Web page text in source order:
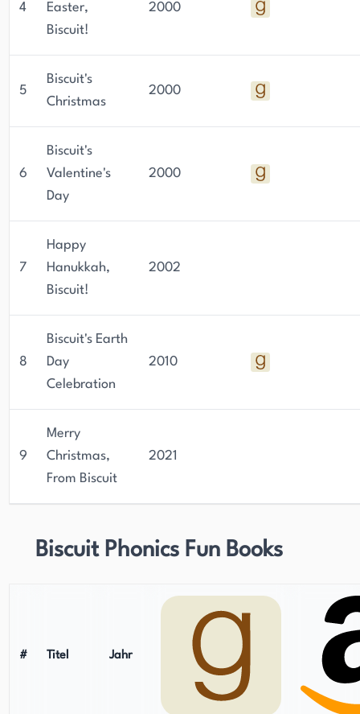
4
Easter,
Biscuit!
2000
5
Biscuit's
Christmas
2000
6
Biscuit's
Valentine's
Day
2000
7
Happy
Hanukkah,
Biscuit!
2002
8
Biscuit's Earth
Day
Celebration
2010
9
Merry
Christmas,
From Biscuit
2021
Biscuit Phonics Fun Books
# Titel Jahr